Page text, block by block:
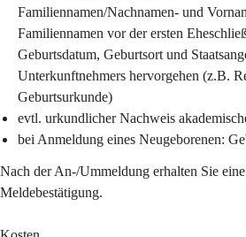
Familiennamen/Nachnamen- und
Familiennamen vor der ersten
Geburtsdatum, Geburtsort und
Unterkunftnehmers hervorgehen (z.B.
Geburtsurkunde)
evtl. urkundlicher Nachweis
bei Anmeldung eines Neugeborenen:
Nach der An-/Ummeldung erhalten Sie
Meldebestätigung.